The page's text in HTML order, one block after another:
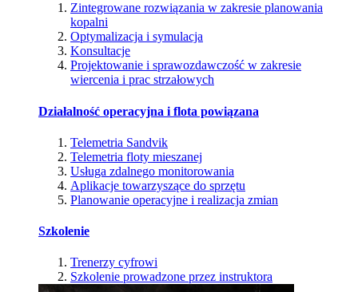
Zintegrowane rozwiązania w zakresie planowania
kopalni
Optymalizacja i symulacja
Konsultacje
Projektowanie i sprawozdawczość w zakresie
wiercenia i prac strzałowych
Działalność operacyjna i flota powiązana
Telemetria Sandvik
Telemetria floty mieszanej
Usługa zdalnego monitorowania
Aplikacje towarzyszące do sprzętu
Planowanie operacyjne i realizacja zmian
Szkolenie
Trenerzy cyfrowi
Szkolenie prowadzone przez instruktora